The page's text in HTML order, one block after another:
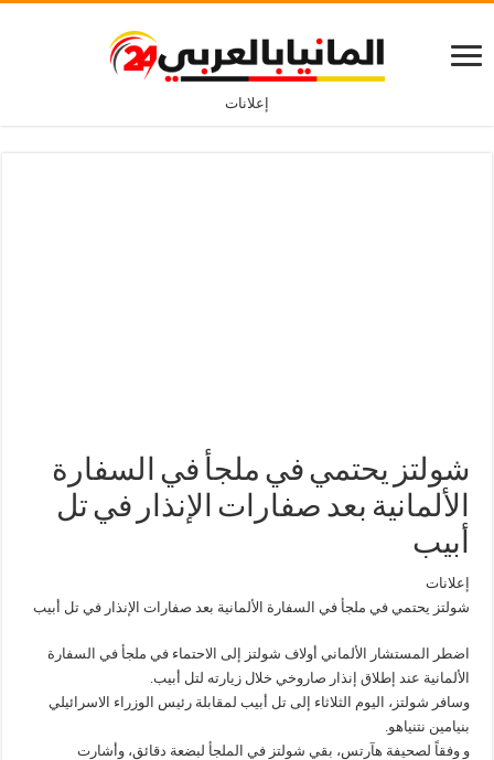
إعلانات
شولتز يحتمي في ملجأ في السفارة
الألمانية بعد صفارات الإنذار في تل
أبيب
إعلانات
شولتز يحتمي في ملجأ في السفارة الألمانية بعد صفارات الإنذار في تل أبيب
اضطر المستشار الألماني أولاف شولتز إلى الاحتماء في ملجأ في السفارة
الألمانية عند إطلاق إنذار صاروخي خلال زيارته لتل أبيب.
وسافر شولتز، اليوم الثلاثاء إلى تل أبيب لمقابلة رئيس الوزراء الاسرائيلي
بنيامين نتنياهو.
و وفقاً لصحيفة هآرتس، بقي شولتز في الملجأ لبضعة دقائق، وأشارت